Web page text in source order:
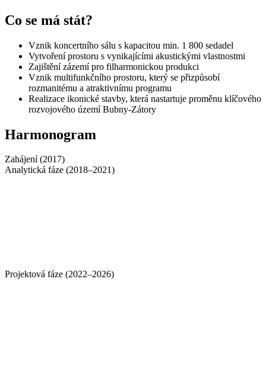
Co se má stát?
Vznik koncertního sálu s kapacitou min. 1 800 sedadel
Vytvoření prostoru s vynikajícími akustickými vlastnostmi
Zajištění zázemí pro filharmonickou produkci
Vznik multifunkčního prostoru, který se přizpůsobí
rozmanitému a atraktivnímu programu
Realizace ikonické stavby, která nastartuje proměnu klíčového
rozvojového území Bubny-Zátory
Harmonogram
Zahájení (2017)
Analytická fáze (2018–2021)
Projektová fáze (2022–2026)